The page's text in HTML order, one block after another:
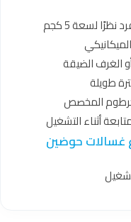
لسعة 5 كجم
الغرف الضيقة
طويلة
المخصص
أثناء التشغيل
غسالات حوضين